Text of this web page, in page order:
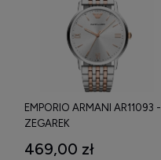
EMPORIO ARMANI AR11093 -
ZEGAREK
469,00 zł